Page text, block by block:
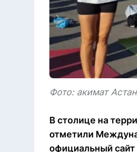
Фото: акимат
В столице на
отметили
официальный